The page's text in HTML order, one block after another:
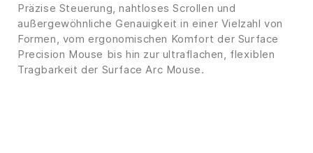
Präzise Steuerung, nahtloses Scrollen und
außergewöhnliche Genauigkeit in einer Vielzahl von
Formen, vom ergonomischen Komfort der Surface
Precision Mouse bis hin zur ultraflachen, flexiblen
Tragbarkeit der Surface Arc Mouse.